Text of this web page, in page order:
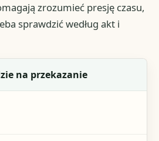
zrozumieć presję czasu,
sprawdzić według akt i
na przekazanie